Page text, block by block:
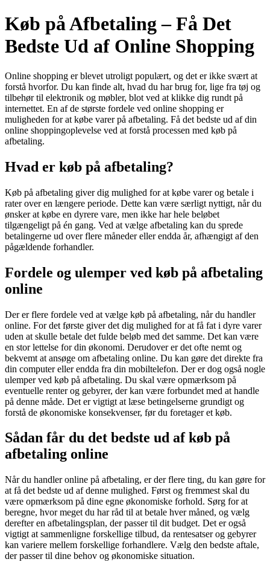
Køb på Afbetaling – Få Det
Bedste Ud af Online Shopping
Online shopping er blevet utroligt populært, og det er ikke svært at
forstå hvorfor. Du kan finde alt, hvad du har brug for, lige fra tøj og
tilbehør til elektronik og møbler, blot ved at klikke dig rundt på
internettet. En af de største fordele ved online shopping er
muligheden for at købe varer på afbetaling. Få det bedste ud af din
online shoppingoplevelse ved at forstå processen med køb på
afbetaling.
Hvad er køb på afbetaling?
Køb på afbetaling giver dig mulighed for at købe varer og betale i
rater over en længere periode. Dette kan være særligt nyttigt, når du
ønsker at købe en dyrere vare, men ikke har hele beløbet
tilgængeligt på én gang. Ved at vælge afbetaling kan du sprede
betalingerne ud over flere måneder eller endda år, afhængigt af den
pågældende forhandler.
Fordele og ulemper ved køb på afbetaling
online
Der er flere fordele ved at vælge køb på afbetaling, når du handler
online. For det første giver det dig mulighed for at få fat i dyre varer
uden at skulle betale det fulde beløb med det samme. Det kan være
en stor lettelse for din økonomi. Derudover er det ofte nemt og
bekvemt at ansøge om afbetaling online. Du kan gøre det direkte fra
din computer eller endda fra din mobiltelefon. Der er dog også nogle
ulemper ved køb på afbetaling. Du skal være opmærksom på
eventuelle renter og gebyrer, der kan være forbundet med at handle
på denne måde. Det er vigtigt at læse betingelserne grundigt og
forstå de økonomiske konsekvenser, før du foretager et køb.
Sådan får du det bedste ud af køb på
afbetaling online
Når du handler online på afbetaling, er der flere ting, du kan gøre for
at få det bedste ud af denne mulighed. Først og fremmest skal du
være opmærksom på dine egne økonomiske forhold. Sørg for at
beregne, hvor meget du har råd til at betale hver måned, og vælg
derefter en afbetalingsplan, der passer til dit budget. Det er også
vigtigt at sammenligne forskellige tilbud, da rentesatser og gebyrer
kan variere mellem forskellige forhandlere. Vælg den bedste aftale,
der passer til dine behov og økonomiske situation.